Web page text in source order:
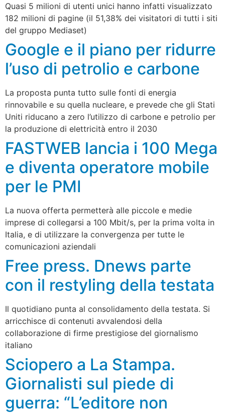
Quasi 5 milioni di utenti unici hanno infatti visualizzato
182 milioni di pagine (il 51,38% dei visitatori di tutti i siti
del gruppo Mediaset)
Google e il piano per ridurre
l’uso di petrolio e carbone
La proposta punta tutto sulle fonti di energia
rinnovabile e su quella nucleare, e prevede che gli Stati
Uniti riducano a zero l’utilizzo di carbone e petrolio per
la produzione di elettricità entro il 2030
FASTWEB lancia i 100 Mega
e diventa operatore mobile
per le PMI
La nuova offerta permetterà alle piccole e medie
imprese di collegarsi a 100 Mbit/s, per la prima volta in
Italia, e di utilizzare la convergenza per tutte le
comunicazioni aziendali
Free press. Dnews parte
con il restyling della testata
Il quotidiano punta al consolidamento della testata. Si
arricchisce di contenuti avvalendosi della
collaborazione di firme prestigiose del giornalismo
italiano
Sciopero a La Stampa.
Giornalisti sul piede di
guerra: “L’editore non